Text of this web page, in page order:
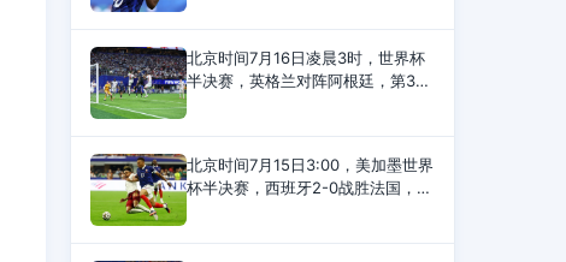
打进2球，英格兰4-0领先；
北京时间7月16日凌晨3时，世界杯
半决赛，英格兰对阵阿根廷，第3分
场结束，两队0-0打平。第55分
北京时间7月15日3:00，美加墨世界
杯半决赛，西班牙2-0战胜法国，晋